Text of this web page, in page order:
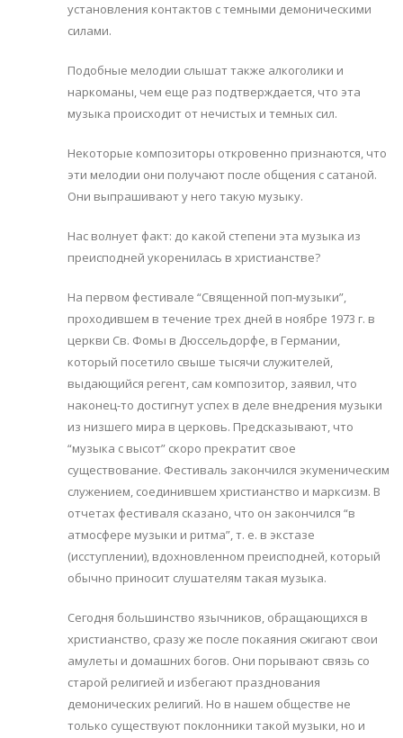
установления контактов с темными демоническими
силами.
Подобные мелодии слышат также алкоголики и
наркоманы, чем еще раз подтверждается, что эта
музыка происходит от нечистых и темных сил.
Некоторые композиторы откровенно признаются, что
эти мелодии они получают после общения с сатаной.
Они выпрашивают у него такую музыку.
Нас волнует факт: до какой степени эта музыка из
преисподней укоренилась в христианстве?
На первом фестивале “Священной поп-музыки”,
проходившем в течение трех дней в ноябре 1973 г. в
церкви Св. Фомы в Дюссельдорфе, в Германии,
который посетило свыше тысячи служителей,
выдающийся регент, сам композитор, заявил, что
наконец-то достигнут успех в деле внедрения музыки
из низшего мира в церковь. Предсказывают, что
“музыка с высот” скоро прекратит свое
существование. Фестиваль закончился экуменическим
служением, соединившем христианство и марксизм. В
отчетах фестиваля сказано, что он закончился “в
атмосфере музыки и ритма”, т. е. в экстазе
(исступлении), вдохновленном преисподней, который
обычно приносит слушателям такая музыка.
Сегодня большинство язычников, обращающихся в
христианство, сразу же после покаяния сжигают свои
амулеты и домашних богов. Они порывают связь со
старой религией и избегают празднования
демонических религий. Но в нашем обществе не
только существуют поклонники такой музыки, но и